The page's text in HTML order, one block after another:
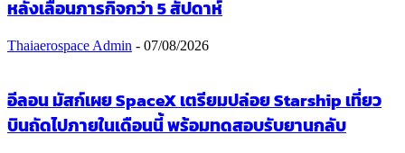
หลังเลื่อนภารกิจกว่า 5 สัปดาห์
Thaiaerospace Admin - 07/08/2026
อีลอน มัสก์เผย SpaceX เตรียมปล่อย Starship เที่ยว
บินถัดไปภายในเดือนนี้ พร้อมทดสอบรับยานกลับ